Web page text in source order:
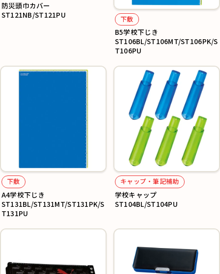
防災頭巾カバー
ST121NB/ST121PU
下敷
B5学校下じき
ST106BL/ST106MT/ST106PK/S
T106PU
下敷
A4学校下じき
ST131BL/ST131MT/ST131PK/S
T131PU
キャップ・筆記補助
学校キャップ
ST104BL/ST104PU